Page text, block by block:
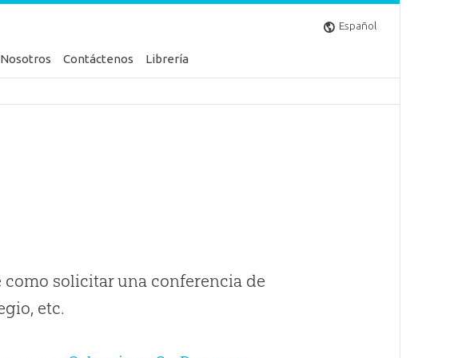
Español
Nosotros Contáctenos Librería
solicitar una conferencia de
etc.